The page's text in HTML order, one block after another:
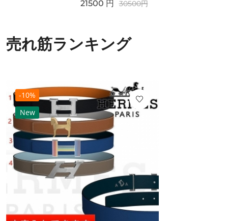
21500 円 30500円
売れ筋ランキング
-10%
New